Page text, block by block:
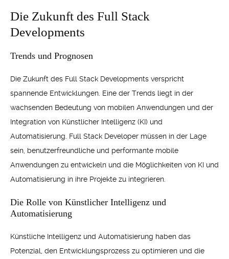
Die Zukunft des Full Stack
Developments
Trends und Prognosen
Die Zukunft des Full Stack Developments verspricht
spannende Entwicklungen. Eine der Trends liegt in der
wachsenden Bedeutung von mobilen Anwendungen und der
Integration von Künstlicher Intelligenz (KI) und
Automatisierung. Full Stack Developer müssen in der Lage
sein, benutzerfreundliche und performante mobile
Anwendungen zu entwickeln und die Möglichkeiten von KI und
Automatisierung in ihre Projekte zu integrieren.
Die Rolle von Künstlicher Intelligenz und
Automatisierung
Künstliche Intelligenz und Automatisierung haben das
Potenzial, den Entwicklungsprozess zu optimieren und die